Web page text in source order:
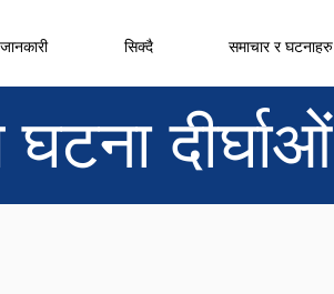
सिक्दै समाचार र घटनाहरु
दीर्घाओं